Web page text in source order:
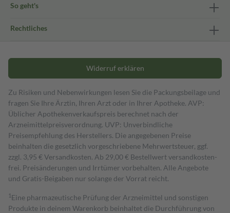
So geht's
Rechtliches
Widerruf erklären
Zu Risiken und Nebenwirkungen lesen Sie die Packungsbeilage und
fragen Sie Ihre Ärztin, Ihren Arzt oder in Ihrer Apotheke. AVP:
Üblicher Apothekenverkaufspreis berechnet nach der
Arzneimittelpreisverordnung. UVP: Unverbindliche
Preisempfehlung des Herstellers. Die angegebenen Preise
beinhalten die gesetzlich vorgeschriebene Mehrwertsteuer, ggf.
zzgl. 3,95 € Versandkosten. Ab 29,00 € Bestell­wert versand­kosten­
frei. Preisänderungen und Irrtümer vorbehalten. Alle Angebote
und Gratis-Beigaben nur solange der Vorrat reicht.
1 Eine pharmazeutische Prüfung der Arzneimittel und sonstigen
Produkte in deinem Warenkorb beinhaltet die Durchführung von